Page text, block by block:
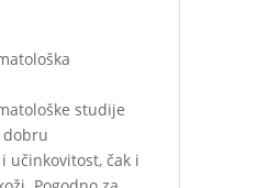
studije
učinkovitost, čak i